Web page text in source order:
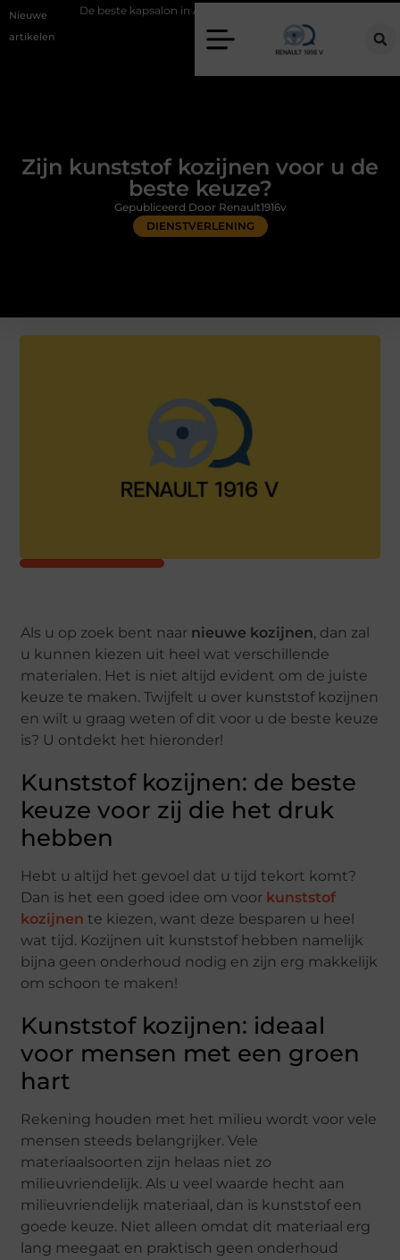
Nieuwe
artikelen
beste kapsalon in Arnhem: meer dan alleen een knipbeurt
Zijn kunststof kozijnen voor u de
beste keuze?
DIENSTVERLENING
Gepubliceerd Door Renault1916v
Als u op zoek bent naar nieuwe kozijnen, dan zal
u kunnen kiezen uit heel wat verschillende
materialen. Het is niet altijd evident om de juiste
keuze te maken. Twijfelt u over kunststof kozijnen
en wilt u graag weten of dit voor u de beste keuze
is? U ontdekt het hieronder!
Kunststof kozijnen: de beste
keuze voor zij die het druk
hebben
Hebt u altijd het gevoel dat u tijd tekort komt?
Dan is het een goed idee om voor kunststof
kozijnen te kiezen, want deze besparen u heel
wat tijd. Kozijnen uit kunststof hebben namelijk
bijna geen onderhoud nodig en zijn erg makkelijk
om schoon te maken!
Kunststof kozijnen: ideaal
voor mensen met een groen
hart
Rekening houden met het milieu wordt voor vele
mensen steeds belangrijker. Vele
materiaalsoorten zijn helaas niet zo
milieuvriendelijk. Als u veel waarde hecht aan
milieuvriendelijk materiaal, dan is kunststof een
goede keuze. Niet alleen omdat dit materiaal erg
lang meegaat en praktisch geen onderhoud